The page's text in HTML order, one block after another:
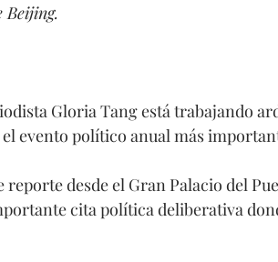
Beijing.
Gloria Tang está trabajando
evento político anual más
reporte desde el Gran Palacio del
cita política deliberativa